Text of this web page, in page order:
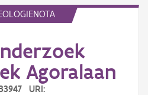
Agoralaan
URI: